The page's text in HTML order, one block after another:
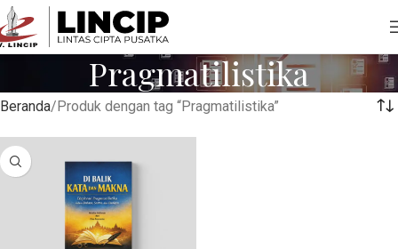
Pragmatilistika
Beranda Produk dengan tag “Pragmatilistika”